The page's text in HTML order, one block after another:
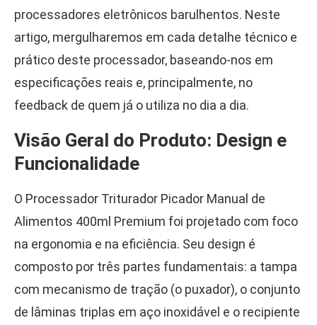
processadores eletrônicos barulhentos. Neste
artigo, mergulharemos em cada detalhe técnico e
prático deste processador, baseando-nos em
especificações reais e, principalmente, no
feedback de quem já o utiliza no dia a dia.
Visão Geral do Produto: Design e
Funcionalidade
O Processador Triturador Picador Manual de
Alimentos 400ml Premium foi projetado com foco
na ergonomia e na eficiência. Seu design é
composto por três partes fundamentais: a tampa
com mecanismo de tração (o puxador), o conjunto
de lâminas triplas em aço inoxidável e o recipiente